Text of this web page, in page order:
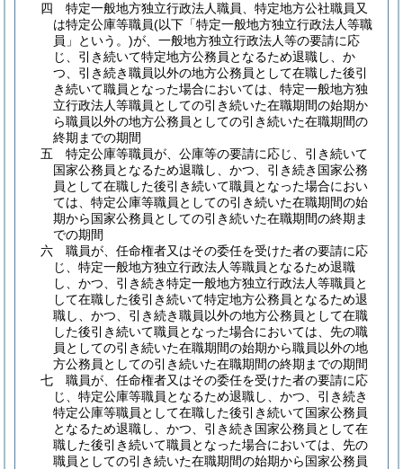
四
特定一般地方独立行政法人職員、特定地方公社職員又
は特定公庫等職員(以下「特定一般地方独立行政法人等職
員」という。)が、一般地方独立行政法人等の要請に応
じ、引き続いて特定地方公務員となるため退職し、か
つ、引き続き職員以外の地方公務員として在職した後引
き続いて職員となった場合においては、特定一般地方独
立行政法人等職員としての引き続いた在職期間の始期か
ら職員以外の地方公務員としての引き続いた在職期間の
終期までの期間
五
特定公庫等職員が、公庫等の要請に応じ、引き続いて
国家公務員となるため退職し、かつ、引き続き国家公務
員として在職した後引き続いて職員となった場合におい
ては、特定公庫等職員としての引き続いた在職期間の始
期から国家公務員としての引き続いた在職期間の終期ま
での期間
六
職員が、任命権者又はその委任を受けた者の要請に応
じ、特定一般地方独立行政法人等職員となるため退職
し、かつ、引き続き特定一般地方独立行政法人等職員と
して在職した後引き続いて特定地方公務員となるため退
職し、かつ、引き続き職員以外の地方公務員として在職
した後引き続いて職員となった場合においては、先の職
員としての引き続いた在職期間の始期から職員以外の地
方公務員としての引き続いた在職期間の終期までの期間
七
職員が、任命権者又はその委任を受けた者の要請に応
じ、特定公庫等職員となるため退職し、かつ、引き続き
特定公庫等職員として在職した後引き続いて国家公務員
となるため退職し、かつ、引き続き国家公務員として在
職した後引き続いて職員となった場合においては、先の
職員としての引き続いた在職期間の始期から国家公務員